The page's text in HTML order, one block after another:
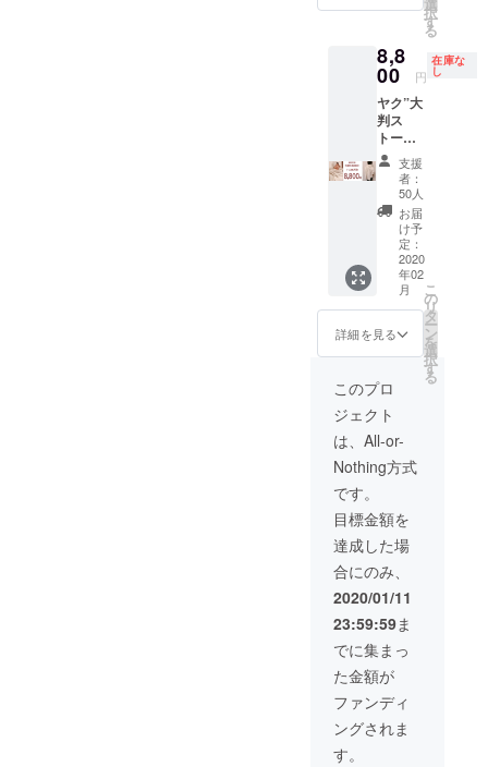
のも
任せ
ヴィ
ヴィッ
ドカ
ラー
（染料
を使っ
て染め
られた
もの
例ピン
ク、グ
リー
ン、ブ
ルーな
色も含
まれま
写真は
参考の
色見本
です。
現地に
行かな
どんな
柄があ
るかわ
かりま
せんの
で、ご
指定は
いただ
けませ
ん。ご
参考に
ご覧く
ださ
い。
（染め
や漂白
がない
ナチュ
ラルな
色で
す。）
素材：
ヤク
ウール
100%
送料無
※手織り
ため、
若干の
誤差は
ご了承
くださ
い。 色
を選択
してく
ださ
い。
１、ホ
ワイ
ト
（染め
や漂白
がない
ナチュ
す。）
２、グ
レイ＆
ホワイ
ト ３、
ブラウ
ト ４、
ピンク
＆ホワ
イト ※
ピンク
に関し
ては、
現地の
事情に
より、
ご希望
のお色
が手配
択
す
る
8,8
00 円
在庫な
し
ヤク”大
判ス
トー
ル ホ
ワイト
or 色柄
おまか
せ 男
女兼用
限定30
サイ
ズ 幅
90cm×
長さ
180cm
※手織り
生産の
ため、
若干の
誤差は
ご了承
くださ
してく
ださ
い。 ホ
ワイ
ト
（染め
や漂白
がない
ナチュ
ラルな
色で
す。）
色柄お
支援
者：
50人
お届
け予
定：
2020
年02
月
詳細を見る
こ
の
リ
タ
ー
ン
を
選
択
す
る
このプロ
ジェクト
は、All-or-
Nothing方式
です。
目標金額を
達成した場
合にのみ、
2020/01/11
23:59:59ま
でに集まっ
た金額が
ファンディ
ングされま
す。